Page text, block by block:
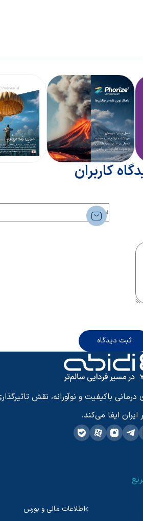
کاربران
ثبت دیدگاه
باکیفیت و نوآورانه، نقش
ایران ایفا می‌کند.
اطلاعات مالی و بورس